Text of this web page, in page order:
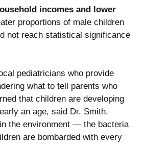
incomes and lower
proportions of male children
not reach statistical significance
pediatricians who provide
what to tell parents who
that children are developing
an age, said Dr. Smith.
the environment — the bacteria
are bombarded with every